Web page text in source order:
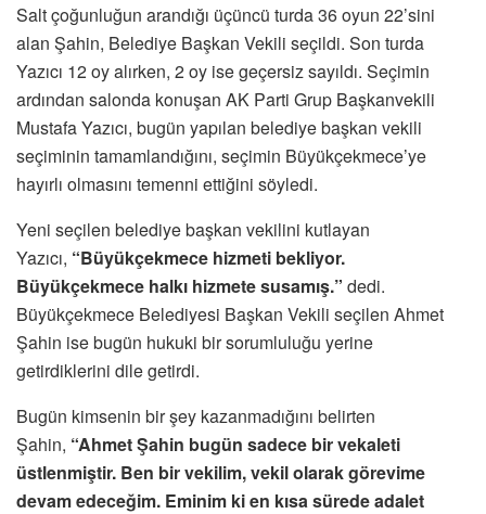
Salt çoğunluğun arandığı üçüncü turda 36 oyun 22’sini
alan Şahin, Belediye Başkan Vekili seçildi. Son turda
Yazıcı 12 oy alırken, 2 oy ise geçersiz sayıldı. Seçimin
ardından salonda konuşan AK Parti Grup Başkanvekili
Mustafa Yazıcı, bugün yapılan belediye başkan vekili
seçiminin tamamlandığını, seçimin Büyükçekmece’ye
hayırlı olmasını temenni ettiğini söyledi.
Yeni seçilen belediye başkan vekilini kutlayan
Yazıcı, “Büyükçekmece hizmeti bekliyor.
Büyükçekmece halkı hizmete susamış.” dedi.
Büyükçekmece Belediyesi Başkan Vekili seçilen Ahmet
Şahin ise bugün hukuki bir sorumluluğu yerine
getirdiklerini dile getirdi.
Bugün kimsenin bir şey kazanmadığını belirten
Şahin, “Ahmet Şahin bugün sadece bir vekaleti
üstlenmiştir. Ben bir vekilim, vekil olarak görevime
devam edeceğim. Eminim ki en kısa sürede adalet